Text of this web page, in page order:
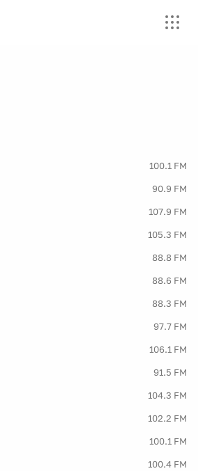
100.1 FM
90.9 FM
107.9 FM
105.3 FM
88.8 FM
88.6 FM
88.3 FM
97.7 FM
106.1 FM
91.5 FM
104.3 FM
102.2 FM
100.1 FM
100.4 FM